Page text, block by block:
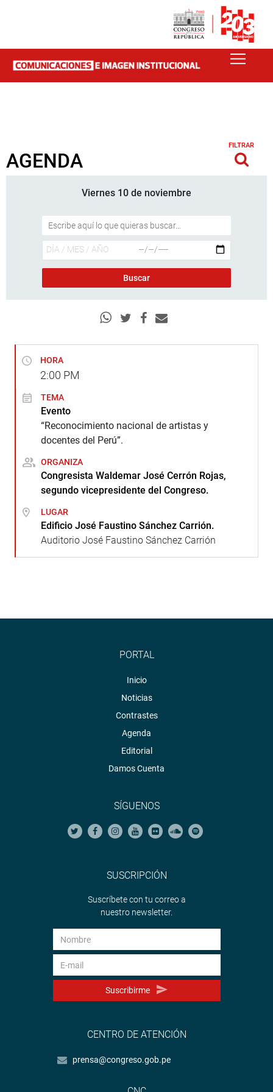
AGENDA
FILTRAR
Viernes 10 de noviembre
HORA
2:00 PM
TEMA
Evento
“Reconocimiento nacional de artistas y
docentes del Perú”.
ORGANIZA
Congresista Waldemar José Cerrón Rojas,
segundo vicepresidente del Congreso.
LUGAR
Edificio José Faustino Sánchez Carrión.
Auditorio José Faustino Sánchez Carrión
PORTAL
Inicio
Noticias
Contrastes
Agenda
Editorial
Damos Cuenta
SÍGUENOS
SUSCRIPCIÓN
Suscríbete con tu correo a
nuestro newsletter.
Suscribirme
CENTRO DE ATENCIÓN
prensa@congreso.gob.pe